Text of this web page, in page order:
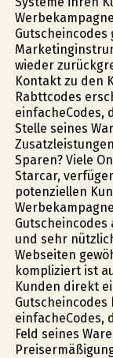
wieder
Kontakt zu den
Rabttcodes
einfacheCodes,
Stelle seines
Sparen? Viele
Starcar,
potenziellen
und sehr
Webseiten
kompliziert ist
Kunden direkt
einfacheCodes,
Feld seines